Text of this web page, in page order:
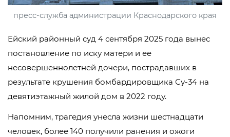
пресс-служба администрации Краснодарского края
Ейский районный суд 4 сентября 2025 года вынес
постановление по иску матери и ее
несовершеннолетней дочери, пострадавших в
результате крушения бомбардировщика Су-34 на
девятиэтажный жилой дом в 2022 году.
Напомним, трагедия унесла жизни шестнадцати
человек, более 140 получили ранения и ожоги